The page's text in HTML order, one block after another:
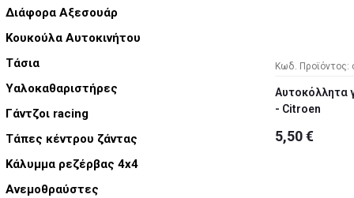
Διάφορα Αξεσουάρ
Κουκούλα Αυτοκινήτου
Τάσια
Υαλοκαθαριστήρες
Γάντζοι racing
Τάπες κέντρου ζάντας
Κάλυμμα ρεζέρβας 4x4
Ανεμοθραύστες
Κωδ. Προϊόντος:
Αυτοκόλλητα
- Citroen
5,50 €